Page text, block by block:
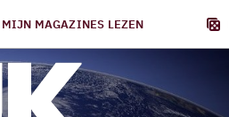
MIJN MAGAZINES LEZEN